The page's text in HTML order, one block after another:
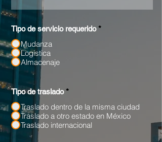
Tipo de servicio requerido *
Mudanza
Logistica
Almacenaje
Tipo de traslado *
Traslado dentro de la misma ciudad
Traslado a otro estado en México
Traslado internacional